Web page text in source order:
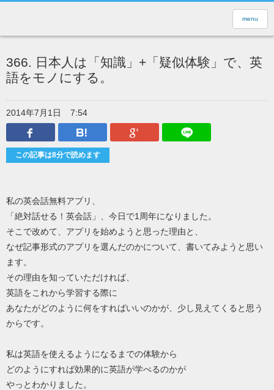
menu
366. 日本人は「知識」+「疑似体験」で、英
語をモノにする。
2014年7月1日
7:54
Facebook
はてなブックマークGoogle Plus
この記事は8分で読めます
私の英会話無料アプリ、
「絶対話せる！英会話」、今日で1周年になりました。
そこで改めて、アプリを始めようと思った理由と、
なぜ記事形式のアプリを選んだのかについて、書いてみようと思い
ます。
その理由を知っていただければ、
英語をこれから学習する際に
あなたがどのように何をすればいいのかが、少し見えてくると思う
からです。
私は英語を使えるようになるまでの体験から
どのようにすれば効果的に英語が学べるのかが
やっとわかりました。